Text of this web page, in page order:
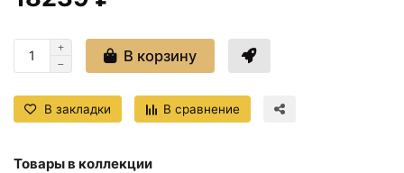
В корзину
В закладки В сравнение
Товары в коллекции